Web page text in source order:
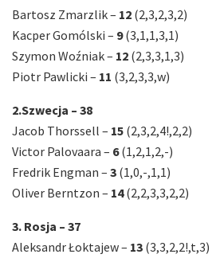
Bartosz Zmarzlik – 12 (2,3,2,3,2)
Kacper Gomólski – 9(3,1,1,3,1)
Szymon Woźniak – 12 (2,3,3,1,3)
Piotr Pawlicki – 11 (3,2,3,3,w)
2.Szwecja – 38
Jacob Thorssell – 15 (2,3,2,4!,2,2)
Victor Palovaara – 6(1,2,1,2,-)
Fredrik Engman – 3 (1,0,-,1,1)
Oliver Berntzon – 14(2,2,3,3,2,2)
3. Rosja – 37
Aleksandr Łoktajew – 13 (3,3,2,2!,t,3)